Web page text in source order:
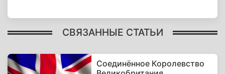
СВЯЗАННЫЕ СТАТЬИ
Соединённое Королевство